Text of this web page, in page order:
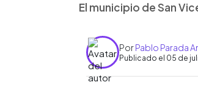
El municipio de San
PorPablo Parada
Publicado el 05 de